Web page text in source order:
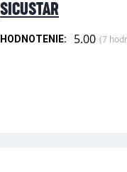
SICUSTAR
HODNOTENIE: 5.00 (7